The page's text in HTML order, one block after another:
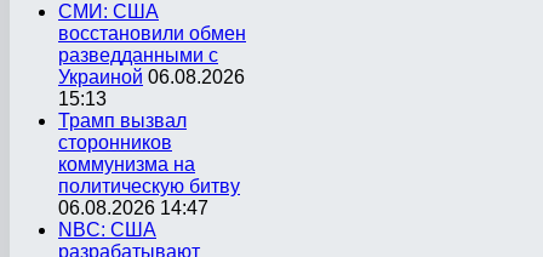
СМИ: США
восстановили обмен
разведданными с
Украиной 06.08.2026
15:13
Трамп вызвал
сторонников
коммунизма на
политическую битву
06.08.2026 14:47
NBC: США
разрабатывают